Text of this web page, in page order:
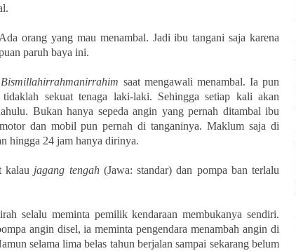
orang yang mau menambal. Jadi ibu tangani saja karena
paruh baya ini.
Bismillahirrahmanirrahim saat mengawali menambal. Ia pun
sekuat tenaga laki-laki. Sehingga setiap kali akan
Bukan hanya sepeda angin yang pernah ditambal ibu
dan mobil pun pernah di tanganinya. Maklum saja di
hingga 24 jam hanya dirinya.
kalau jagang tengah (Jawa: standar) dan pompa ban terlalu
selalu meminta pemilik kendaraan membukanya sendiri.
angin disel, ia meminta pengendara menambah angin di
selama lima belas tahun berjalan sampai sekarang belum